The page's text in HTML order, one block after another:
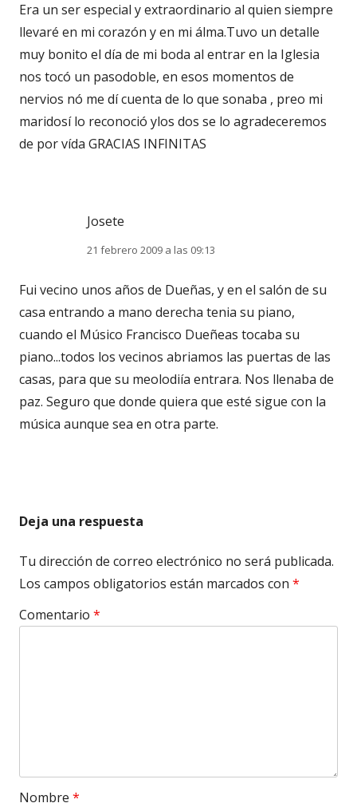
Era un ser especial y extraordinario al quien siempre
llevaré en mi corazón y en mi álma.Tuvo un detalle
muy bonito el día de mi boda al entrar en la Iglesia
nos tocó un pasodoble, en esos momentos de
nervios nó me dí cuenta de lo que sonaba , preo mi
maridosí lo reconoció ylos dos se lo agradeceremos
de por vída GRACIAS INFINITAS
Josete
21 febrero 2009 a las 09:13
Fui vecino unos años de Dueñas, y en el salón de su
casa entrando a mano derecha tenia su piano,
cuando el Músico Francisco Dueñeas tocaba su
piano...todos los vecinos abriamos las puertas de las
casas, para que su meolodiía entrara. Nos llenaba de
paz. Seguro que donde quiera que esté sigue con la
música aunque sea en otra parte.
Deja una respuesta
Tu dirección de correo electrónico no será publicada.
Los campos obligatorios están marcados con *
Comentario *
Nombre *